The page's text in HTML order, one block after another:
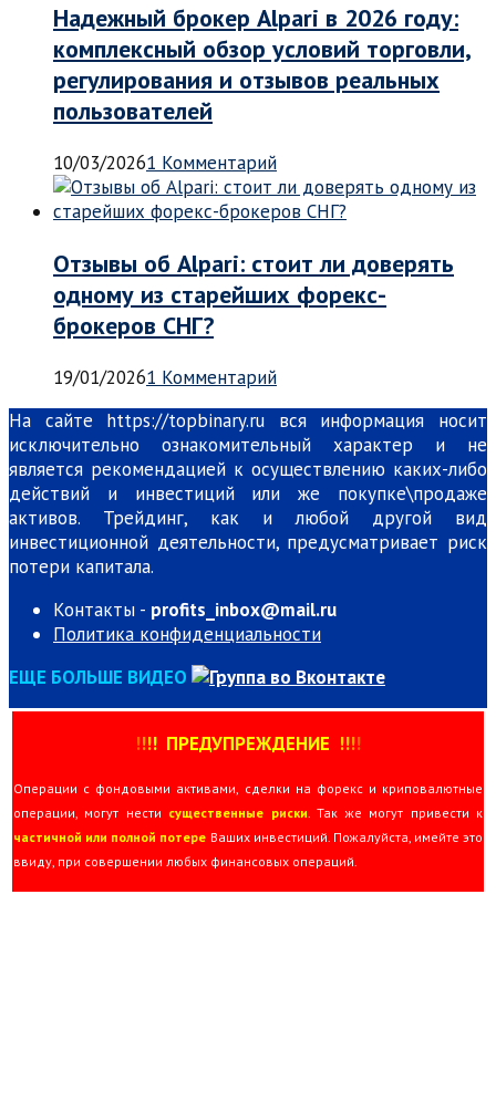
Надежный брокер Alpari в 2026 году:
комплексный обзор условий торговли,
регулирования и отзывов реальных
пользователей
10/03/20261 Комментарий
Отзывы об Alpari: стоит ли доверять
одному из старейших форекс-
брокеров СНГ?
19/01/20261 Комментарий
На сайте https://topbinary.ru вся информация носит
исключительно ознакомительный характер и не
является рекомендацией к осуществлению каких-либо
действий и инвестиций или же покупке\продаже
активов. Трейдинг, как и любой другой вид
инвестиционной деятельности, предусматривает риск
потери капитала.
Контакты - profits_inbox@mail.ru
Политика конфиденциальности
ЕЩЕ БОЛЬШЕ ВИДЕО
!!!! ПРЕДУПРЕЖДЕНИЕ !!!!
Операции с фондовыми активами, сделки на форекс и криповалютные
операции, могут нести существенные риски . Так же могут привести к
частичной или полной потере Ваших инвестиций. Пожалуйста, имейте это
ввиду, при совершении любых финансовых операций.